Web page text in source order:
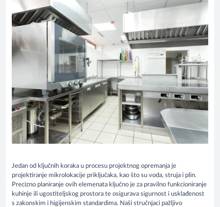
Jedan od ključnih koraka u procesu projektnog opremanja je
projektiranje mikrolokacije priključaka, kao što su voda, struja i plin.
Precizno planiranje ovih elemenata ključno je za pravilno funkcioniranje
kuhinje ili ugostiteljskog prostora te osigurava sigurnost i usklađenost
s zakonskim i higijenskim standardima. Naši stručnjaci pažljivo